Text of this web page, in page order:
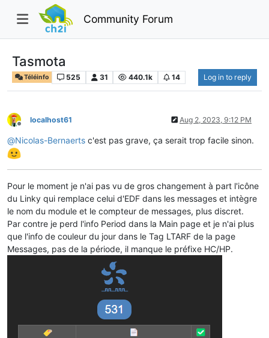
Community Forum
Tasmota
Téléinfo 525 31 440.1k 14 Log in to reply
Offline
localhost61 Aug 2, 2023, 9:12 PM
@Nicolas-Bernaerts c'est pas grave, ça serait trop facile sinon.
Pour le moment je n'ai pas vu de gros changement à part l'icône
du Linky qui remplace celui d'EDF dans les messages et intègre
le nom du module et le compteur de messages, plus discret.
Par contre je perd l'info Period dans la Main page et je n'ai plus
que l'info de couleur du jour dans le Tag LTARF de la page
Messages, pas de la période, il manque le préfixe HC/HP.